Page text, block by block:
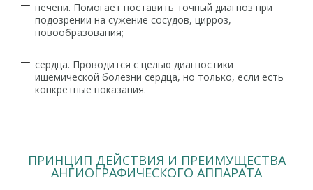
печени. Помогает поставить точный диагноз при
подозрении на сужение сосудов, цирроз,
новообразования;
сердца. Проводится с целью диагностики
ишемической болезни сердца, но только, если есть
конкретные показания.
ПРИНЦИП ДЕЙСТВИЯ И ПРЕИМУЩЕСТВА
АНГИОГРАФИЧЕСКОГО АППАРАТА